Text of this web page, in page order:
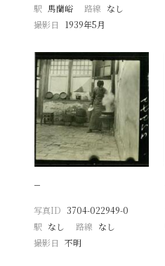
駅 馬蘭峪 路線 なし
撮影日
1939年5月
−
写真ID 3704-022949-0
駅 なし 路線 なし
撮影日
不明